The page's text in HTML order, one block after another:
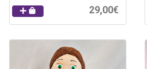
29,00€